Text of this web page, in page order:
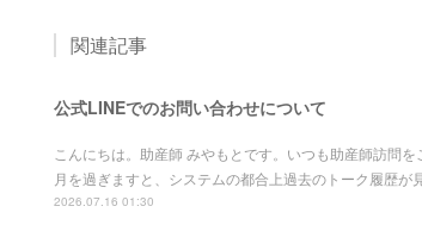
関連記事
公式LINEでのお問い合わせについて
こんにちは。助産師 みやもとです。いつも助産師訪問
月を過ぎますと、システムの都合上過去のトーク履歴
2026.07.16 01:30